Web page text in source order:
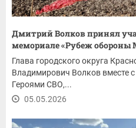
Дмитрий Волков принял
мемориале «Рубеж обороны
Глава городского округа
Владимирович Волков вместе
Героями СВО,...
05.05.2026